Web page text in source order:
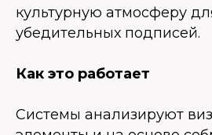
культурную атмосферу
убедительных подписей.
Как это работает
Системы анализируют